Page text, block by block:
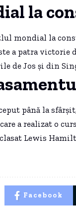
la
mondial la
a patra victorie
de Jos și din
până la
a realizat o
Lewis
Facebook